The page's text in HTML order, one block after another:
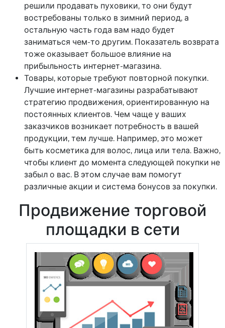
решили продавать пуховики, то они будут
востребованы только в зимний период, а
остальную часть года вам надо будет
заниматься чем-то другим. Показатель возврата
тоже оказывает большое влияние на
прибыльность интернет-магазина.
Товары, которые требуют повторной покупки.
Лучшие интернет-магазины разрабатывают
стратегию продвижения, ориентированную на
постоянных клиентов. Чем чаще у ваших
заказчиков возникает потребность в вашей
продукции, тем лучше. Например, это может
быть косметика для волос, лица или тела. Важно,
чтобы клиент до момента следующей покупки не
забыл о вас. В этом случае вам помогут
различные акции и система бонусов за покупки.
Продвижение торговой
площадки в сети